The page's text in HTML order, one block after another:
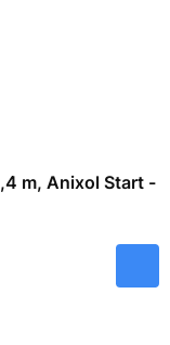
m, Anixol Start -